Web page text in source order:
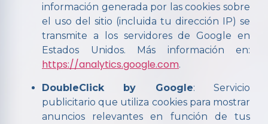
información generada por las cookies sobre
el uso del sitio (incluida tu dirección IP) se
transmite a los servidores de Google en
Estados Unidos. Más información en:
https://analytics.google.com.
DoubleClick by Google: Servicio
publicitario que utiliza cookies para mostrar
anuncios relevantes en función de tus